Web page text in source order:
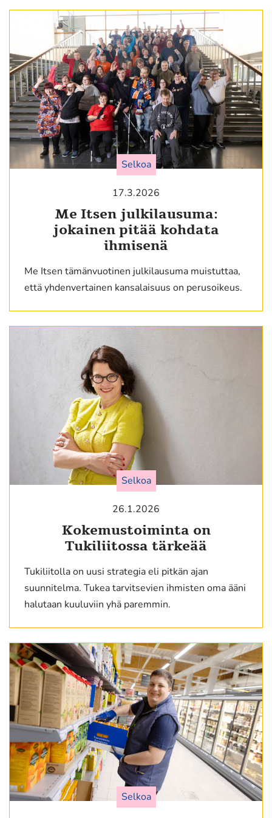
Selkoa
17.3.2026
Me Itsen julkilausuma:
jokainen pitää kohdata
ihmisenä
Me Itsen tämänvuotinen julkilausuma muistuttaa,
että yhdenvertainen kansalaisuus on perusoikeus.
Selkoa
26.1.2026
Kokemustoiminta on
Tukiliitossa tärkeää
Tukiliitolla on uusi strategia eli pitkän ajan
suunnitelma. Tukea tarvitsevien ihmisten oma ääni
halutaan kuuluviin yhä paremmin.
Selkoa